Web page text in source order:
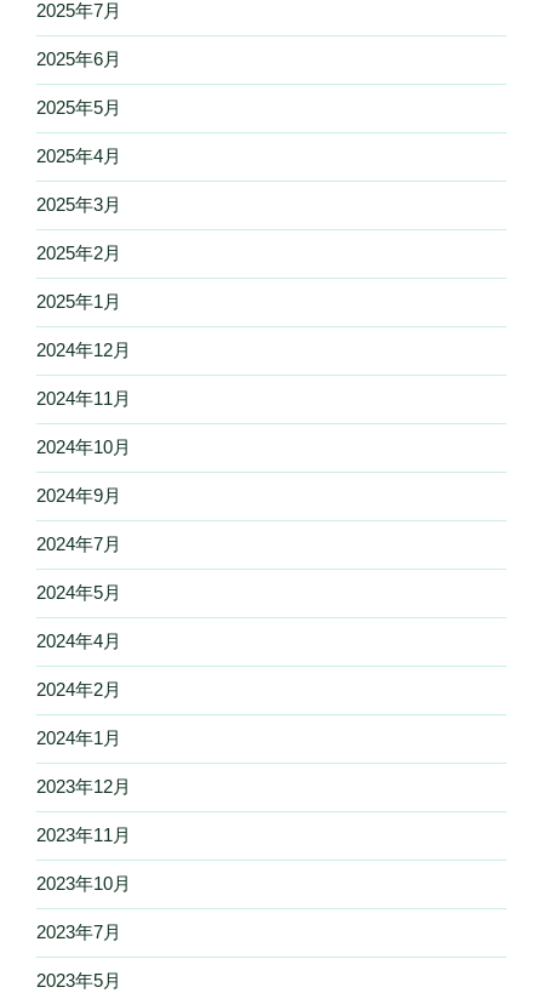
2025年7月
2025年6月
2025年5月
2025年4月
2025年3月
2025年2月
2025年1月
2024年12月
2024年11月
2024年10月
2024年9月
2024年7月
2024年5月
2024年4月
2024年2月
2024年1月
2023年12月
2023年11月
2023年10月
2023年7月
2023年5月